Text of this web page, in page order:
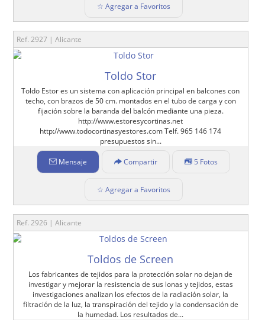
☆ Agregar a Favoritos
Ref. 2927 | Alicante
Toldo Stor
Toldo Estor es un sistema con aplicación principal en balcones con
techo, con brazos de 50 cm. montados en el tubo de carga y con
fijación sobre la baranda del balcón mediante una pieza.
http://www.estoresycortinas.net
http://www.todocortinasyestores.com Telf. 965 146 174
presupuestos sin...
Mensaje Compartir 5 Fotos
☆ Agregar a Favoritos
Ref. 2926 | Alicante
Toldos de Screen
Los fabricantes de tejidos para la protección solar no dejan de
investigar y mejorar la resistencia de sus lonas y tejidos, estas
investigaciones analizan los efectos de la radiación solar, la
filtración de la luz, la transpiración del tejido y la condensación de
la humedad. Los resultados de...